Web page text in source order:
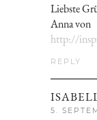
Liebste
Anna von
http://
REPLY
5.